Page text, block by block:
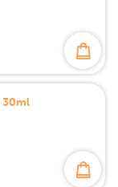
30ml